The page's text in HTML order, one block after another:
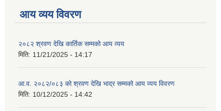
आय व्यय विवरण
२०८२ श्रवण देखि कार्तिक सम्मको आय व्यय
मिति: 11/21/2025 - 14:17
आ.व. २०८२/०८३ को श्रवण देखि भाद्र सम्मको आय व्यय विवरण
मिति: 10/12/2025 - 14:42